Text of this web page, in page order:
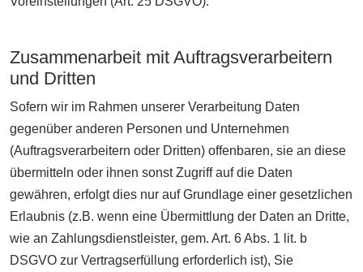
Zusammenarbeit mit Auftragsverarbeitern
und Dritten
Sofern wir im Rahmen unserer Verarbeitung Daten
gegenüber anderen Personen und Unternehmen
(Auftragsverarbeitern oder Dritten) offenbaren, sie an diese
übermitteln oder ihnen sonst Zugriff auf die Daten
gewähren, erfolgt dies nur auf Grundlage einer gesetzlichen
Erlaubnis (z.B. wenn eine Übermittlung der Daten an Dritte,
wie an Zahlungsdienstleister, gem. Art. 6 Abs. 1 lit. b
DSGVO zur Vertragserfüllung erforderlich ist), Sie